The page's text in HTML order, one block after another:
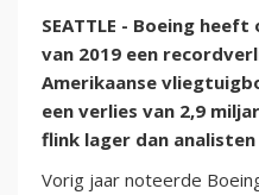
SEATTLE - Boeing
van 2019 een
Amerikaanse
een verlies van 2,9
flink lager dan
Vorig jaar noteerde